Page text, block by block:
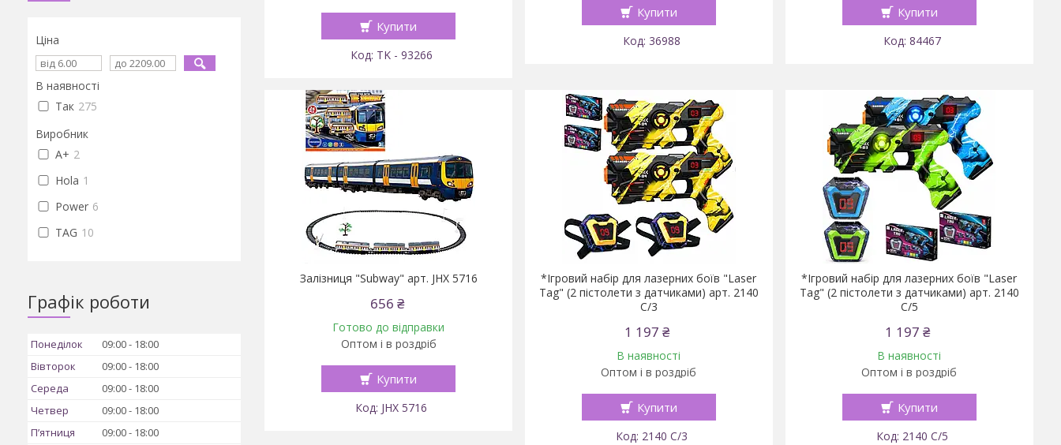
Купити
TK - 93266
Купити
36988
Купити
84467
Залізниця "Subway" арт. JHX 5716
656 ₴
Готово до відправки
Оптом і в роздріб
Купити
JHX 5716
*Ігровий набір для лазерних боїв "Laser
Tag" (2 пістолети з датчиками) арт. 2140
C/3
1 197 ₴
В наявності
Оптом і в роздріб
Купити
2140 C/3
*Ігровий набір для лазерних боїв "Laser
Tag" (2 пістолети з датчиками) арт. 2140
C/5
1 197 ₴
В наявності
Оптом і в роздріб
Купити
2140 C/5
Ціна
В наявності
Так 275
Виробник
A+ 2
Hola 1
Power 6
TAG 10
Графік роботи
Понеділок 09:00
18:00
Вівторок
09:00
18:00
Середа
09:00
18:00
Четвер
09:00
18:00
Пʼятниця
09:00
18:00